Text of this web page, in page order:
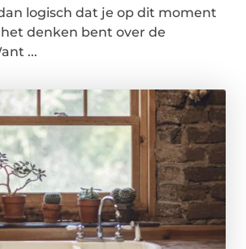
logisch dat je op dit moment
denken bent over de
...